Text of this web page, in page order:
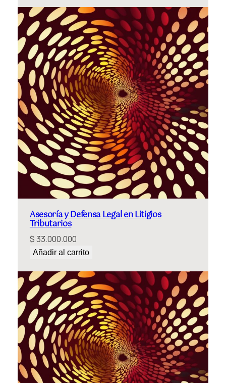
Asesoría y Defensa Legal en Litigios
Tributarios
$33.000.000
Añadir al carrito